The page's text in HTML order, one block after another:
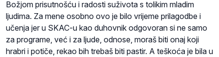
Božjom prisutnošću i radosti suživota s tolikim mladim
ljudima. Za mene osobno ovo je bilo vrijeme prilagodbe i
učenja jer u SKAC-u kao duhovnik odgovoran si ne samo
za programe, već i za ljude, odnose, moraš biti onaj koji
hrabri i potiče, rekao bih trebaš biti pastir. A teškoća je bila u